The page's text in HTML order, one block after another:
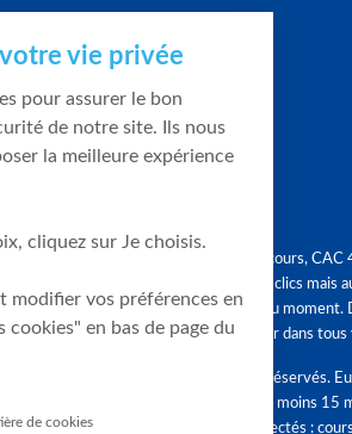
Graphique, cours,
en quelques clics mais
tendances du moment.
accompagner dans
Tous droits réservés.
différés d'au moins 15
clients connectés :
vie privée
pour assurer le bon
de notre site. Ils nous
la meilleure expérience
cliquez sur Je choisis.
modifier vos préférences en
en bas de page du
de cookies